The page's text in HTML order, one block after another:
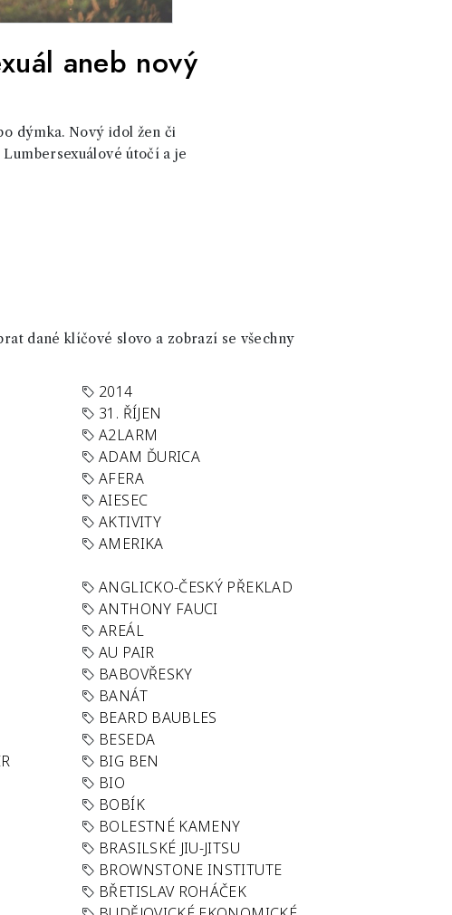
aneb nový
dýmka. Nový idol žen či
útočí a je
dané klíčové slovo a zobrazí se všechny
2014
31. ŘÍJEN
A2LARM
ADAM ĎURICA
AFERA
AIESEC
AKTIVITY
AMERIKA
ANGLICKO-ČESKÝ PŘEKLAD
ANTHONY FAUCI
AREÁL
AU PAIR
BABOVŘESKY
BANÁT
BEARD BAUBLES
BESEDA
BIG BEN
BIO
BOBÍK
BOLESTNÉ KAMENY
BRASILSKÉ JIU-JITSU
BROWNSTONE INSTITUTE
BŘETISLAV ROHÁČEK